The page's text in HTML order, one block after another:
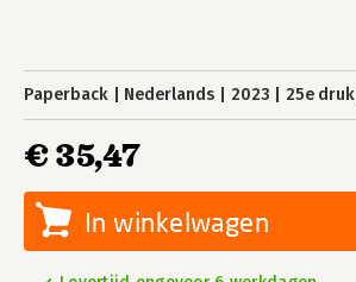
Paperback Nederlands 2023 25e druk
€ 35,47
In winkelwagen